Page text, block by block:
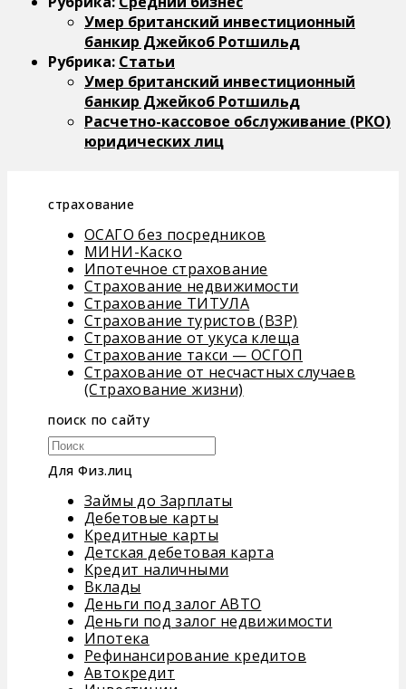
Умер британский инвестиционный
банкир Джейкоб Ротшильд
Рубрика: Статьи
Умер британский инвестиционный
банкир Джейкоб Ротшильд
Расчетно-кассовое обслуживание (РКО)
юридических лиц
страхование
ОСАГО без посредников
МИНИ-Каско
Ипотечное страхование
Страхование недвижимости
Страхование ТИТУЛА
Страхование туристов (ВЗР)
Страхование от укуса клеща
Страхование такси — ОСГОП
Страхование от несчастных случаев
(Страхование жизни)
поиск по сайту
Для Физ.лиц
Займы до Зарплаты
Дебетовые карты
Кредитные карты
Детская дебетовая карта
Кредит наличными
Вклады
Деньги под залог АВТО
Деньги под залог недвижимости
Ипотека
Рефинансирование кредитов
Автокредит